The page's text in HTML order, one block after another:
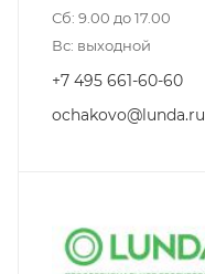
Сб: 9.00 до 17.00
Вс: выходной
+7 495 661-60-60
ochakovo@lunda.ru